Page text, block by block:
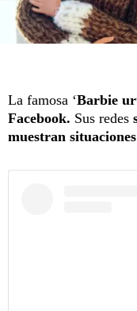
La famosa ‘Barbie
Facebook. Sus redes
muestran